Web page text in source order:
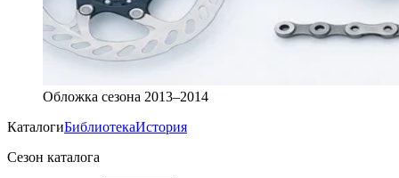
Обложка сезона 2013–2014
КаталогиБиблиотекаИстория
Сезон каталога